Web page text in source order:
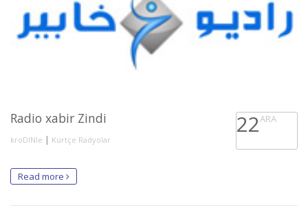
Radio xabir Zindi
kroDINle | Kürtçe Radyolar
22ARA
Read more